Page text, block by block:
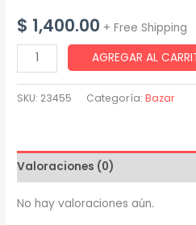
$ 1,400.00 + Free Shipping
Broche
para
pelo
cantidad
AGREGAR AL
SKU: 23455 Categoría:Bazar
Valoraciones (0)
No hay valoraciones aún.